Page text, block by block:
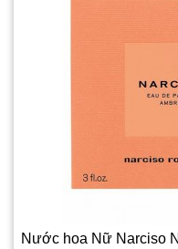
Nước hoa Nữ Narciso